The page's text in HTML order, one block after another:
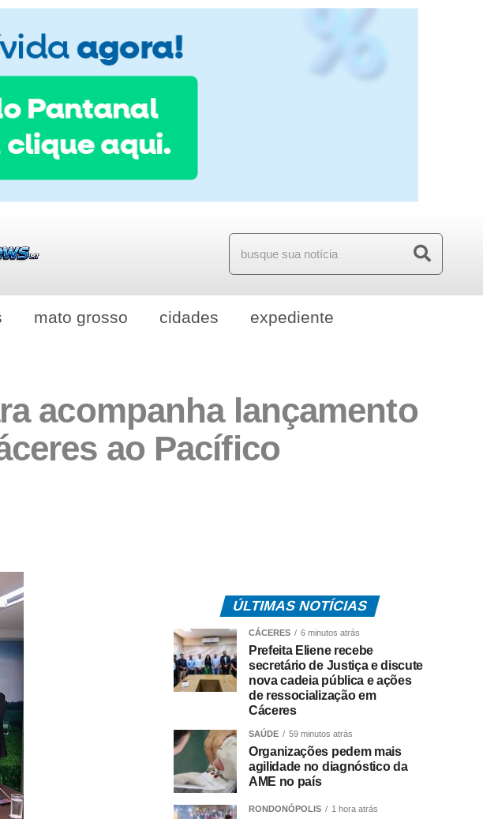
mato grosso cidades expediente
acompanha lançamento
ao Pacífico
ÚLTIMAS NOTÍCIAS
CÁCERES 6 minutos atrás
Prefeita Eliene recebe
secretário de Justiça e discute
nova cadeia pública e ações
de ressocialização em
Cáceres
SAÚDE 59 minutos atrás
Organizações pedem mais
agilidade no diagnóstico da
AME no país
RONDONÓPOLIS 1 hora atrás